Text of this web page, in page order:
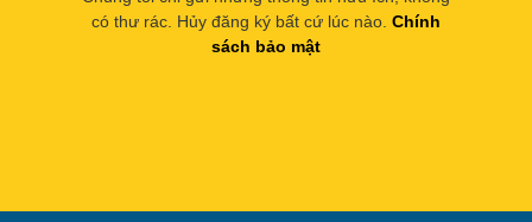
có thư rác. Hủy đăng ký bất cứ lúc nào. Chính
sách bảo mật